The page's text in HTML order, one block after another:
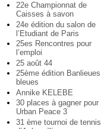
22e Championnat de
Caisses à savon
24e édition du salon de
l’Etudiant de Paris
25es Rencontres pour
l’emploi
25 août 44
25ème édition Banlieues
bleues
Annike KELEBE
30 places à gagner pour
Urban Peace 3
31 ème tournoi de tennis